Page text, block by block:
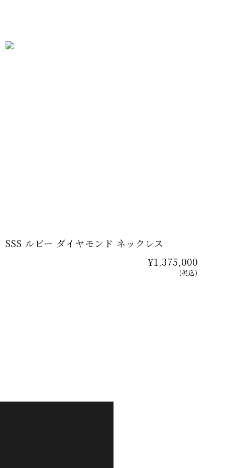
SSS ルビー ダイヤモンド ネックレス
¥1,375,000
(税込)